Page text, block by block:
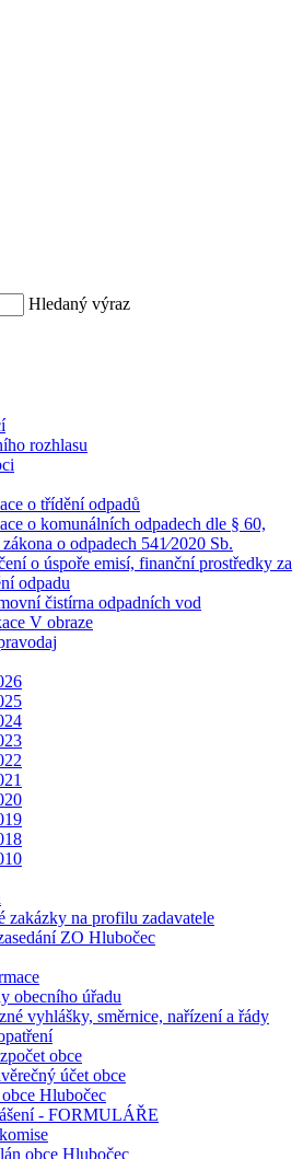
Hledaný výraz
rozhlasu
o třídění odpadů
o komunálních odpadech dle § 60,
o odpadech 541⁄2020 Sb.
o úspoře emisí, finanční prostředky za
odpadu
čistírna odpadních vod
V obraze
zakázky na profilu zadavatele
ZO Hlubočec
obecního úřadu
vyhlášky, směrnice, nařízení a řády
obce
účet obce
Hlubočec
- FORMULÁŘE
obce Hlubočec